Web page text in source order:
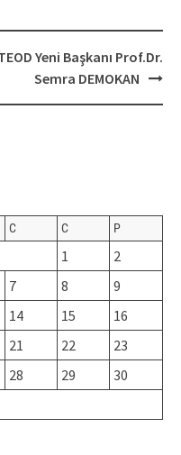
Yeni Başkanı Prof.Dr.
Semra DEMOKAN
C C P
1
2
7 8
9
14 15
16
21 22
23
28 29
30